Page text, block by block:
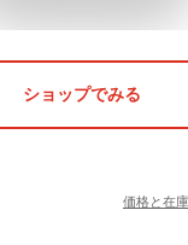
ショップでみる
価格と在